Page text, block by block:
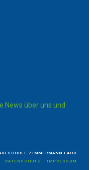
News über uns und
DATENSCHUTZ IMPRESSUM